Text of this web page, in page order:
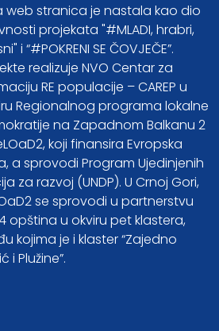
web stranica je nastala kao dio
projekata "#MLADI, hrabri,
i “#POKRENI SE ČOVJEČE”.
realizuje NVO Centar za
RE populacije – CAREP u
Regionalnog programa lokalne
na Zapadnom Balkanu 2
koji finansira Evropska
a sprovodi Program Ujedinjenih
za razvoj (UNDP). U Crnoj Gori,
se sprovodi u partnerstvu
opština u okviru pet klastera,
kojima je i klaster “Zajedno
i Plužine”.